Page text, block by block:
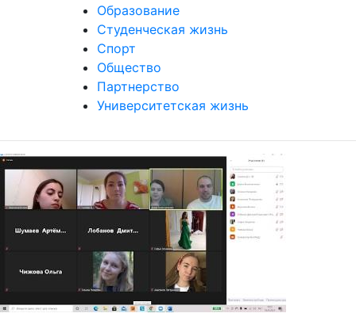
Образование
Студенческая жизнь
Спорт
Общество
Партнерство
Университетская жизнь